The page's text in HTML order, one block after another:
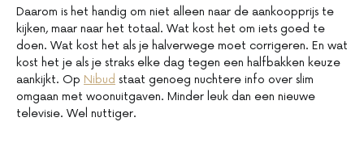
Daarom is het handig om niet alleen naar de aankoopprijs te
kijken, maar naar het totaal. Wat kost het om iets goed te
doen. Wat kost het als je halverwege moet corrigeren. En wat
kost het je als je straks elke dag tegen een halfbakken keuze
aankijkt. Op Nibud staat genoeg nuchtere info over slim
omgaan met woonuitgaven. Minder leuk dan een nieuwe
televisie. Wel nuttiger.